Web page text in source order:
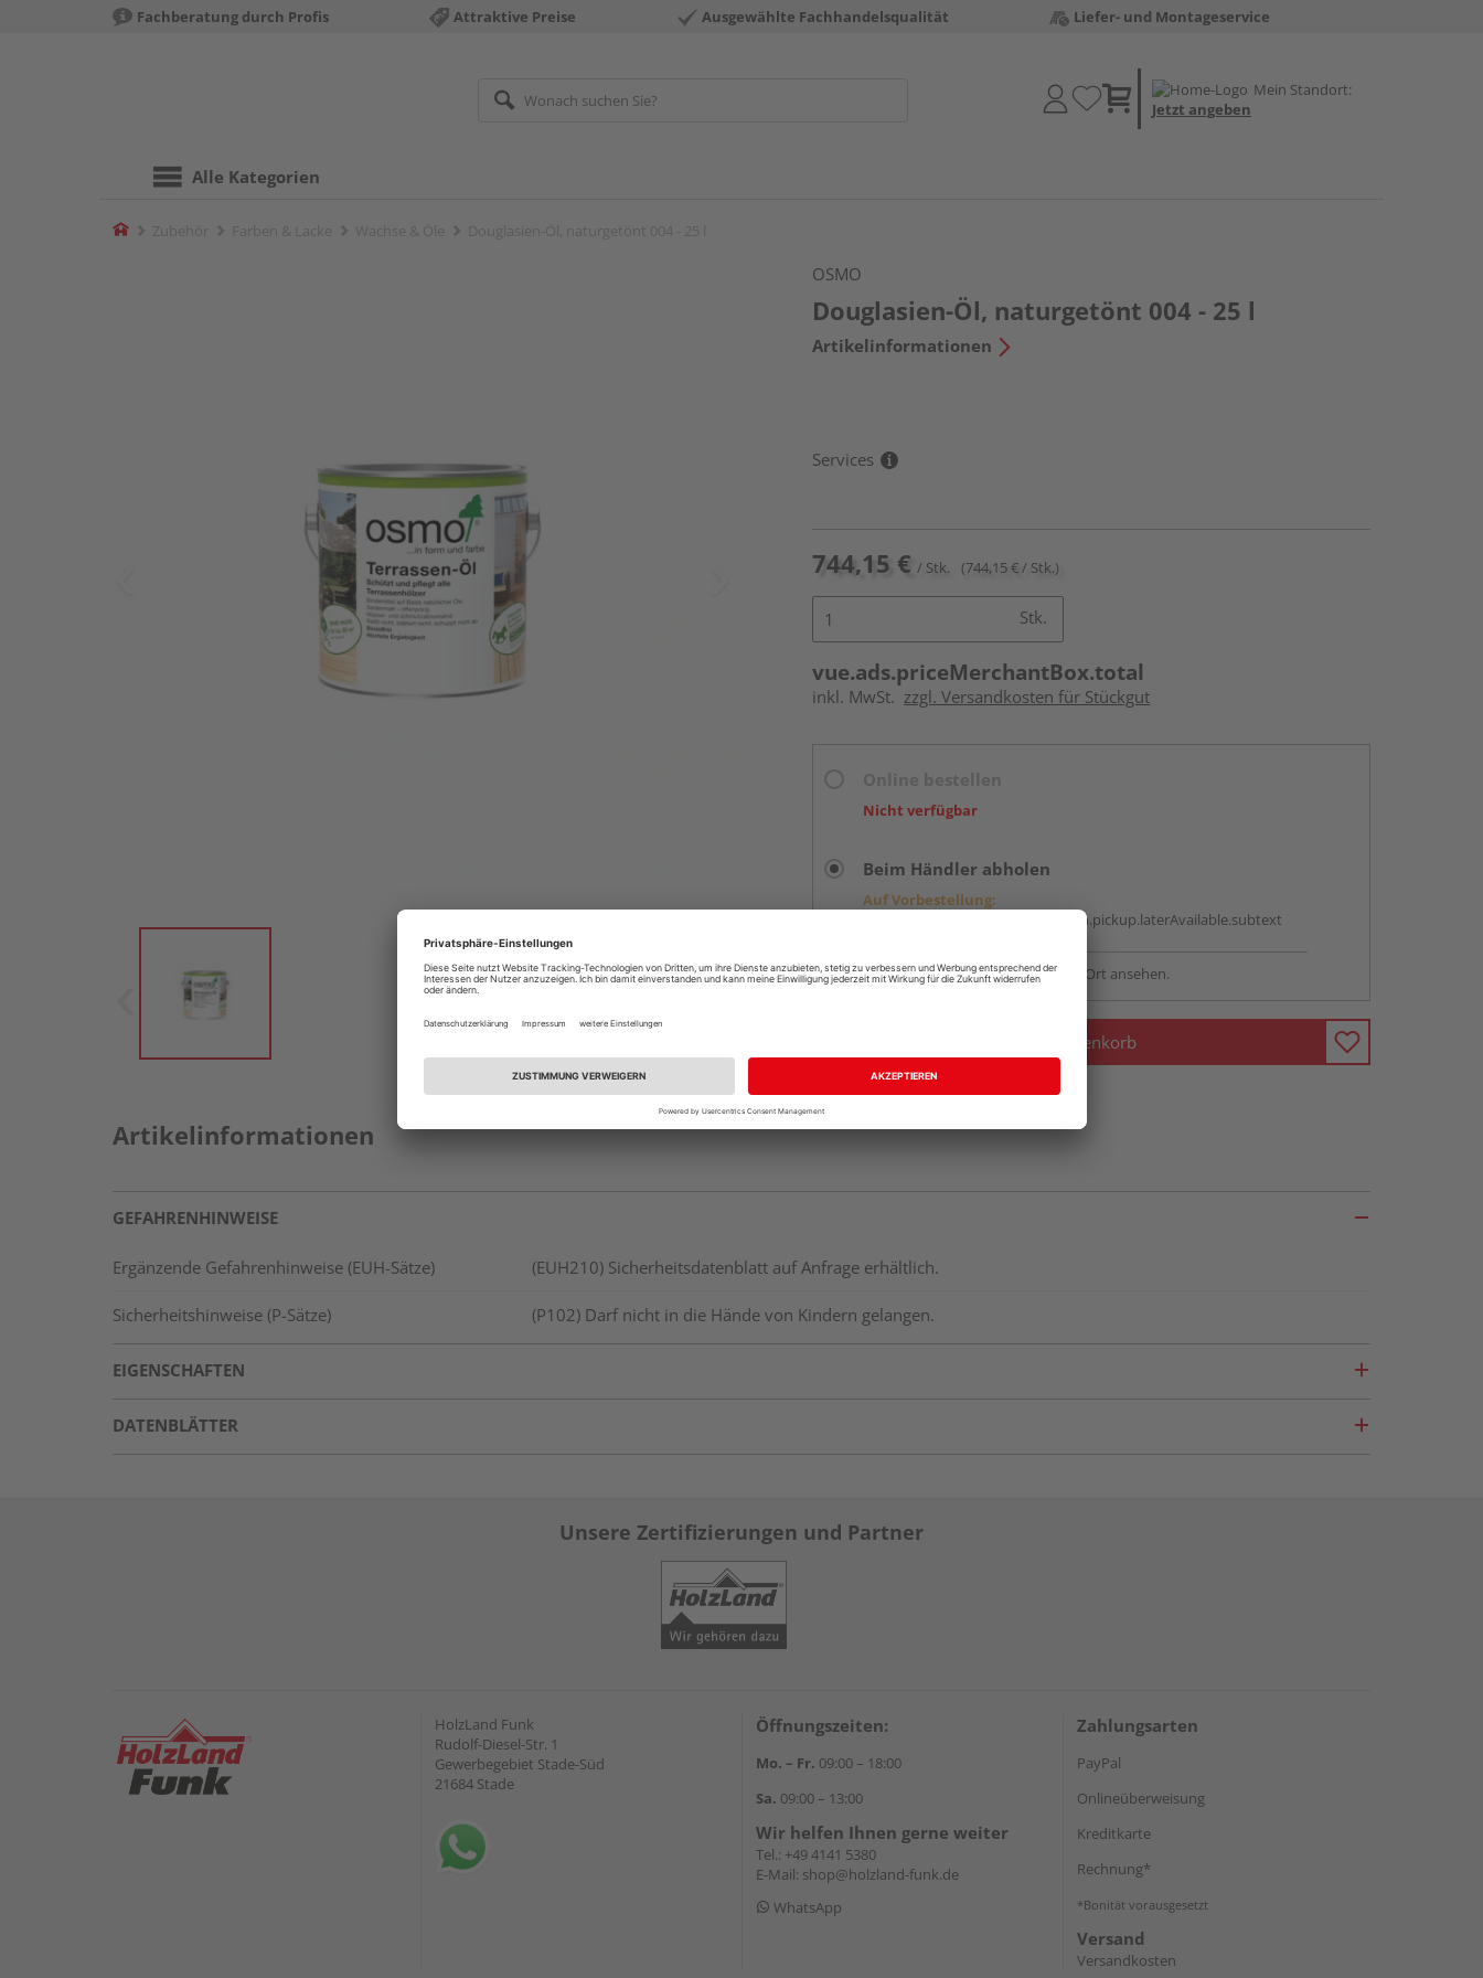
Fachberatung durch Profis Attraktive Preise Ausgewählte Fachhandelsqualität Liefer- und Montageservice
Mein Standort:
Jetzt angeben
Alle Kategorien
Home
OSMO
Douglasien-Öl, naturgetönt 004 - 25 l
Artikelinformationen
Services
744,15 € / Stk. (744,15 € / Stk.)
Stk.
vue.ads.priceMerchantBox.total
inkl. MwSt. zzgl. Versandkosten für Stückgut
Nicht verfügbar
Beim Händler abholen
Auf Vorbestellung:
vue.ads.priceMerchantBox.option.pickup.laterAvailable.subtext
Verfügbar in der Ausstellung - vor Ort ansehen.
In den Warenkorb
Artikelinformationen
GEFAHRENHINWEISE
Ergänzende Gefahrenhinweise (EUH-Sätze) (EUH210) Sicherheitsdatenblatt auf Anfrage erhältlich.
Sicherheitshinweise (P-Sätze) (P102) Darf nicht in die Hände von Kindern gelangen.
EIGENSCHAFTEN
DATENBLÄTTER
Unsere Zertifizierungen und Partner
HolzLand Funk
Rudolf-Diesel-Str. 1
Gewerbegebiet Stade-Süd
21684 Stade
Öffnungszeiten:
Mo. – Fr. 09:00 – 18:00
Sa. 09:00 – 13:00
Wir helfen Ihnen gerne weiter
Tel.: +49 4141 5380
E-Mail: shop@holzland-funk.de
WhatsApp
Zahlungsarten
PayPal
Onlineüberweisung
Kreditkarte
Rechnung*
*Bonität vorausgesetzt
Versand
Versandkosten